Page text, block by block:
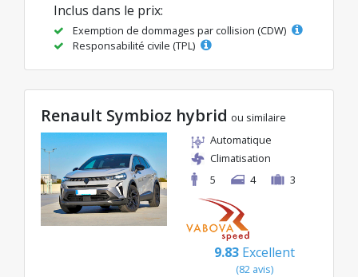
Inclus dans le prix:
Exemption de dommages par collision (CDW)
Responsabilité civile (TPL)
Renault Symbioz hybrid ou similaire
Automatique
Climatisation
5
4 3
9.83 Excellent
(82 avis)